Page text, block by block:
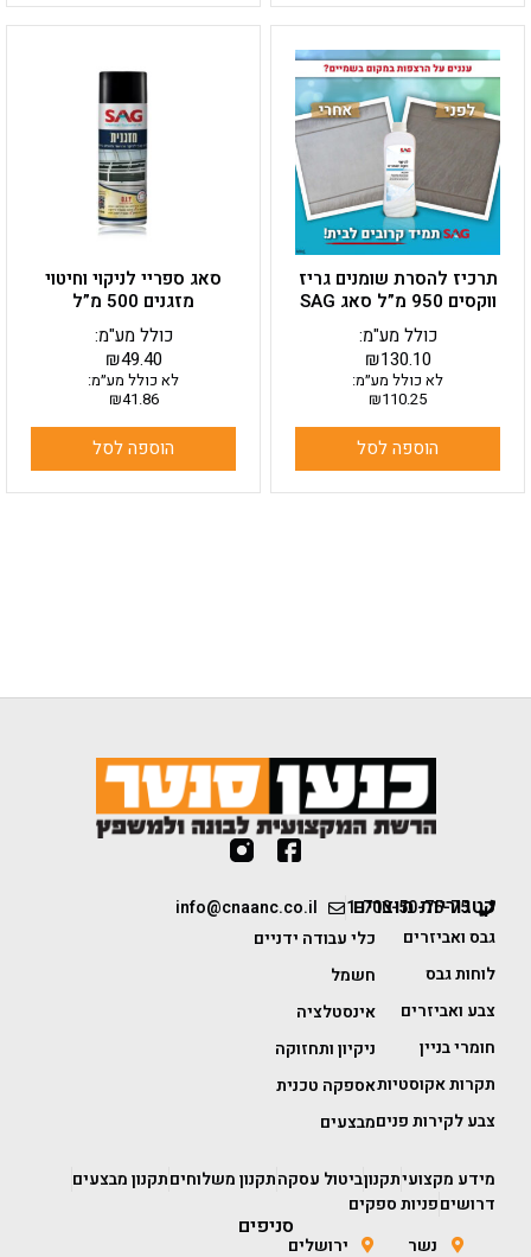
תרכיז להסרת שומנים גריז
ווקסים 950 מ”ל סאג SAG
₪130.10
כולל מע"מ:
לא כולל מע״מ:
₪110.25
הוספה לסל
סאג ספריי לניקוי וחיטוי
מזגנים 500 מ”ל
₪49.40
כולל מע"מ:
לא כולל מע״מ:
₪41.86
הוספה לסל
1-700-50-75-75
info@cnaanc.co.il קטגוריות מוצרים
גבס ואביזרים
לוחות גבס
צבע ואביזרים
חומרי בניין
תקרות אקוסטיות
צבע לקירות פנים
כלי עבודה ידניים
חשמל
אינסטלציה
ניקיון ותחזוקה
אספקה טכנית
מבצעים
מידע מקצועיתקנוןביטול עסקהתקנון משלוחיםתקנון מבצעים
דרושיםפניות ספקים
סניפים
נשר ירושלים